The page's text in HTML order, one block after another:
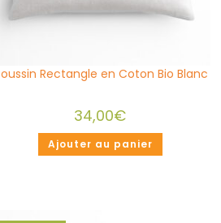
Rectangle en Coton Bio Blanc
34,00€
Ajouter au panier